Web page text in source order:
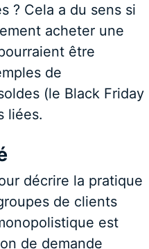
? Cela a du sens si
acheter une
être
de
(le Black Friday
liées.
décrire la pratique
de clients
est
de demande